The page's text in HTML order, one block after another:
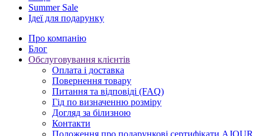
Summer Sale
Ідеї для подарунку
Про компанію
Блог
Обслуговування клієнтів
Оплата і доставка
Повернення товару
Питання та відповіді (FAQ)
Гід по визначенню розміру
Догляд за білизною
Контакти
Положення про подарункові сертифікати AJOUR